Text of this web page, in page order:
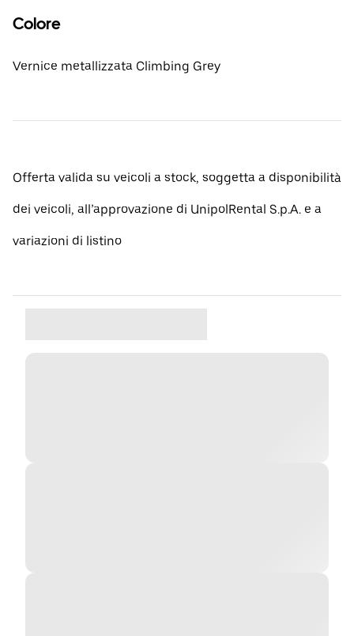
Colore
Vernice metallizzata Climbing Grey
Offerta valida su veicoli a stock, soggetta a disponibilità
dei veicoli, all’approvazione di UnipolRental S.p.A. e a
variazioni di listino